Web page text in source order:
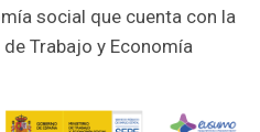
social que cuenta con la
Trabajo y Economía